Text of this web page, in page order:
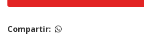
Compartir: